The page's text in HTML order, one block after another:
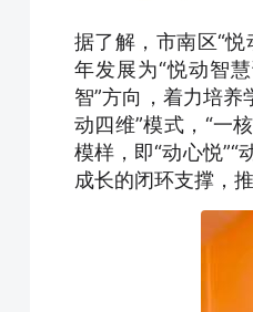
据了解，市南区“
年发展为“悦动智
智”方向，着力培养
动四维”模式，“一
模样，即“动心悦”“
成长的闭环支撑，